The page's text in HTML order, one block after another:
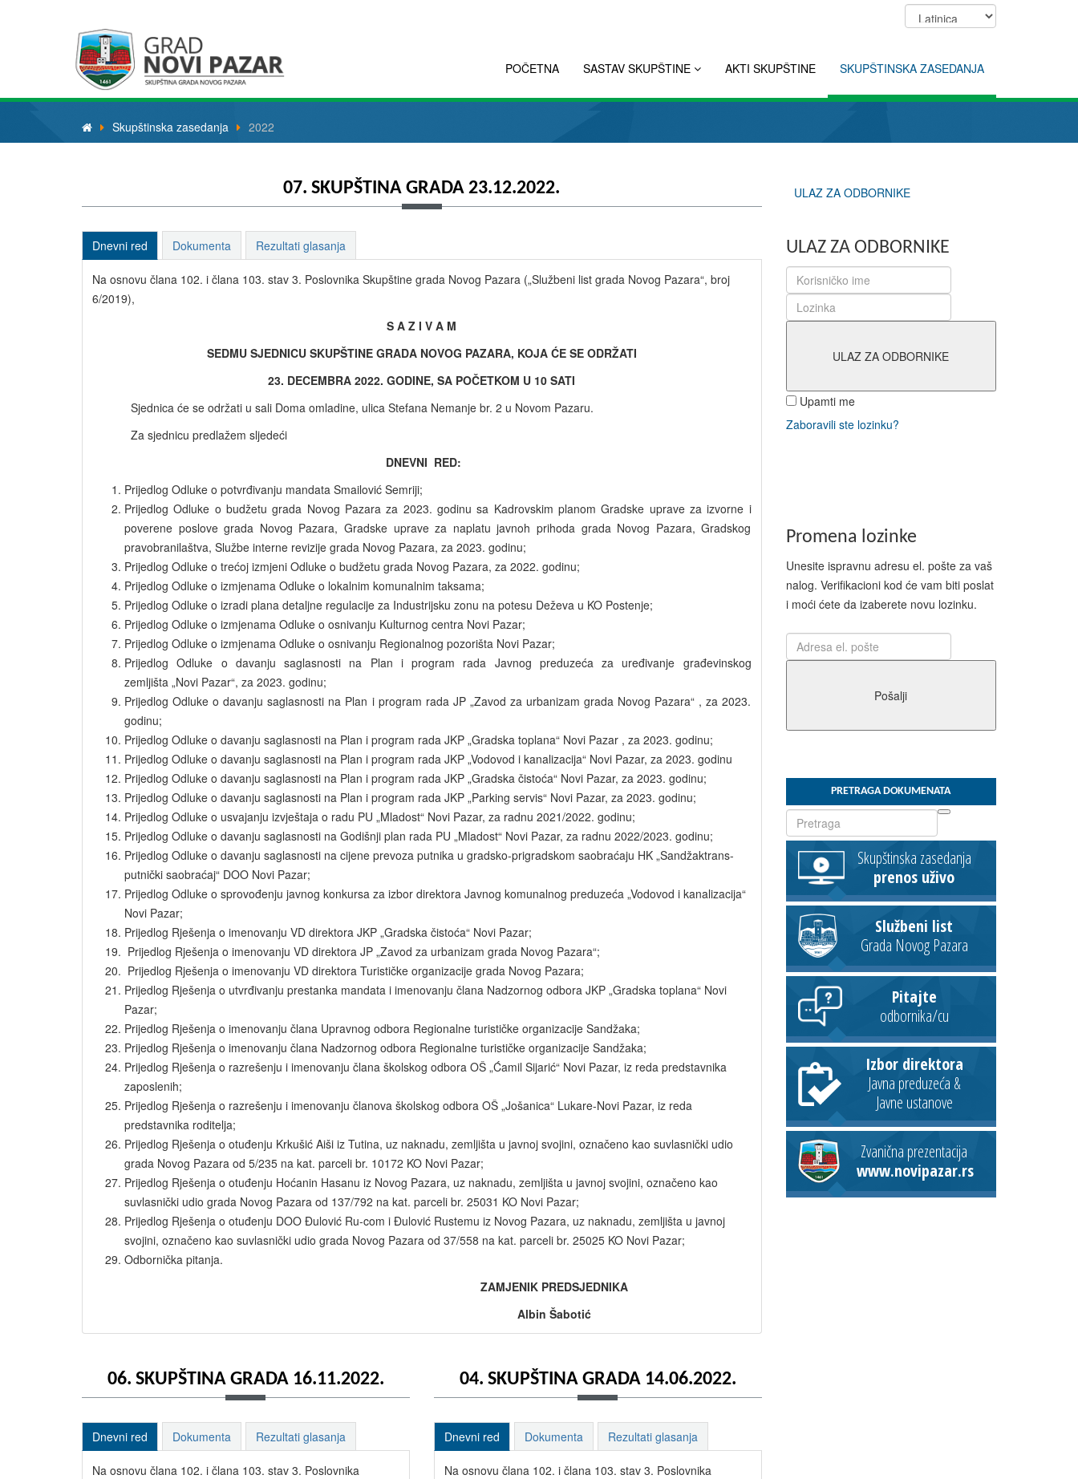
POČETNA SASTAV SKUPŠTINE AKTI SKUPŠTINE SKUPŠTINSKA ZASEDANJA
Skupštinska zasedanja 2022
07. SKUPŠTINA GRADA 23.12.2022.
Dnevni red Dokumenta Rezultati glasanja
Na osnovu člana 102. i člana 103. stav 3. Poslovnika Skupštine grada Novog Pazara („Službeni list grada Novog Pazara“, broj
6/2019),
S A Z I V A M
SEDMU SJEDNICU SKUPŠTINE GRADA NOVOG PAZARA, KOJA ĆE SE ODRŽATI
23. DECEMBRA 2022. GODINE, SA POČETKOM U 10 SATI
Sjednica će se održati u sali Doma omladine, ulica Stefana Nemanje br. 2 u Novom Pazaru.
Za sjednicu predlažem sljedeći
DNEVNI RED:
Prijedlog Odluke o potvrđivanju mandata Smailović Semriji;
Prijedlog Odluke o budžetu grada Novog Pazara za 2023. godinu sa Kadrovskim planom Gradske uprave za izvorne i
poverene poslove grada Novog Pazara, Gradske uprave za naplatu javnoh prihoda grada Novog Pazara, Gradskog
pravobranilaštva, Službe interne revizije grada Novog Pazara, za 2023. godinu;
Prijedlog Odluke o trećoj izmjeni Odluke o budžetu grada Novog Pazara, za 2022. godinu;
Prijedlog Odluke o izmjenama Odluke o lokalnim komunalnim taksama;
Prijedlog Odluke o izradi plana detaljne regulacije za Industrijsku zonu na potesu Deževa u KO Postenje;
Prijedlog Odluke o izmjenama Odluke o osnivanju Kulturnog centra Novi Pazar;
Prijedlog Odluke o izmjenama Odluke o osnivanju Regionalnog pozorišta Novi Pazar;
Prijedlog Odluke o davanju saglasnosti na Plan i program rada Javnog preduzeća za uređivanje građevinskog
zemljišta „Novi Pazar“, za 2023. godinu;
Prijedlog Odluke o davanju saglasnosti na Plan i program rada JP „Zavod za urbanizam grada Novog Pazara“ , za 2023.
godinu;
Prijedlog Odluke o davanju saglasnosti na Plan i program rada JKP „Gradska toplana“ Novi Pazar , za 2023. godinu;
Prijedlog Odluke o davanju saglasnosti na Plan i program rada JKP „Vodovod i kanalizacija“ Novi Pazar, za 2023. godinu
Prijedlog Odluke o davanju saglasnosti na Plan i program rada JKP „Gradska čistoća“ Novi Pazar, za 2023. godinu;
Prijedlog Odluke o davanju saglasnosti na Plan i program rada JKP „Parking servis“ Novi Pazar, za 2023. godinu;
Prijedlog Odluke o usvajanju izvještaja o radu PU „Mladost“ Novi Pazar, za radnu 2021/2022. godinu;
Prijedlog Odluke o davanju saglasnosti na Godišnji plan rada PU „Mladost“ Novi Pazar, za radnu 2022/2023. godinu;
Prijedlog Odluke o davanju saglasnosti na cijene prevoza putnika u gradsko-prigradskom saobraćaju HK „Sandžaktrans-
putnički saobraćaj“ DOO Novi Pazar;
Prijedlog Odluke o sprovođenju javnog konkursa za izbor direktora Javnog komunalnog preduzeća „Vodovod i kanalizacija“
Novi Pazar;
Prijedlog Rješenja o imenovanju VD direktora JKP „Gradska čistoća“ Novi Pazar;
Prijedlog Rješenja o imenovanju VD direktora JP „Zavod za urbanizam grada Novog Pazara“;
Prijedlog Rješenja o imenovanju VD direktora Turističke organizacije grada Novog Pazara;
Prijedlog Rješenja o utvrđivanju prestanka mandata i imenovanju člana Nadzornog odbora JKP „Gradska toplana“ Novi
Pazar;
Prijedlog Rješenja o imenovanju člana Upravnog odbora Regionalne turističke organizacije Sandžaka;
Prijedlog Rješenja o imenovanju člana Nadzornog odbora Regionalne turističke organizacije Sandžaka;
Prijedlog Rješenja o razrešenju i imenovanju člana školskog odbora OŠ „Ćamil Sijarić“ Novi Pazar, iz reda predstavnika
zaposlenih;
Prijedlog Rješenja o razrešenju i imenovanju članova školskog odbora OŠ „Jošanica“ Lukare-Novi Pazar, iz reda
predstavnika roditelja;
Prijedlog Rješenja o otuđenju Krkušić Aiši iz Tutina, uz naknadu, zemljišta u javnoj svojini, označeno kao suvlasnički udio
grada Novog Pazara od 5/235 na kat. parceli br. 10172 KO Novi Pazar;
Prijedlog Rješenja o otuđenju Hoćanin Hasanu iz Novog Pazara, uz naknadu, zemljišta u javnoj svojini, označeno kao
suvlasnički udio grada Novog Pazara od 137/792 na kat. parceli br. 25031 KO Novi Pazar;
Prijedlog Rješenja o otuđenju DOO Đulović Ru-com i Đulović Rustemu iz Novog Pazara, uz naknadu, zemljišta u javnoj
svojini, označeno kao suvlasnički udio grada Novog Pazara od 37/558 na kat. parceli br. 25025 KO Novi Pazar;
Odbornička pitanja.
ZAMJENIK PREDSJEDNIKA
Albin Šabotić
06. SKUPŠTINA GRADA 16.11.2022.
Dnevni red Dokumenta Rezultati glasanja
Na osnovu člana 102. i člana 103. stav 3. Poslovnika
04. SKUPŠTINA GRADA 14.06.2022.
Dnevni red Dokumenta Rezultati glasanja
Na osnovu člana 102. i člana 103. stav 3. Poslovnika
ULAZ ZA ODBORNIKE
ULAZ ZA ODBORNIKE
ULAZ ZA ODBORNIKE
Upamti me
Zaboravili ste lozinku?
Promena lozinke
Unesite ispravnu adresu el. pošte za vaš
nalog. Verifikacioni kod će vam biti poslat
i moći ćete da izaberete novu lozinku.
Pošalji
PRETRAGA DOKUMENATA
Skupštinska zasedanja
prenos uživo
Službeni list
Grada Novog Pazara
Pitajte
odbornika/cu
Izbor direktora
Javna preduzeća &
Javne ustanove
Zvanična prezentacija
www.novipazar.rs